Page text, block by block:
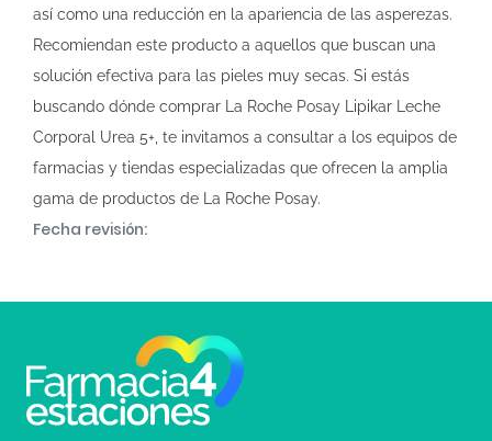
así como una reducción en la apariencia de las asperezas.
Recomiendan este producto a aquellos que buscan una
solución efectiva para las pieles muy secas. Si estás
buscando dónde comprar La Roche Posay Lipikar Leche
Corporal Urea 5+, te invitamos a consultar a los equipos de
farmacias y tiendas especializadas que ofrecen la amplia
gama de productos de La Roche Posay.
Fecha revisión: